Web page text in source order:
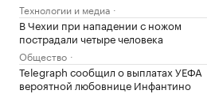
Технологии и медиа
В Чехии при нападении с ножом
пострадали четыре человека
Общество
Telegraph сообщил о выплатах УЕФА
вероятной любовнице Инфантино